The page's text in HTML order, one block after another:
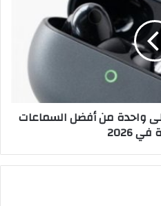
واحدة من أفضل السماعات
2026